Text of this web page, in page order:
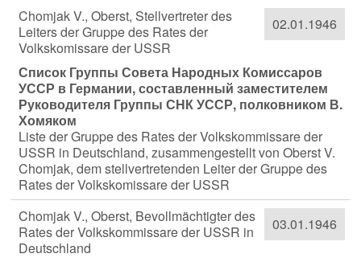
02.01.1946
Chomjak V., Oberst, Stellvertreter des
Leiters der Gruppe des Rates der
Volkskomissare der USSR
Список Группы Совета Народных Комиссаров
УССР в Германии, составленный заместителем
Руководителя Группы СНК УССР, полковником В.
Хомяком
Liste der Gruppe des Rates der Volkskommissare der
USSR in Deutschland, zusammengestellt von Oberst V.
Chomjak, dem stellvertretenden Leiter der Gruppe des
Rates der Volkskomissare der USSR
03.01.1946
Chomjak V., Oberst, Bevollmächtigter des
Rates der Volkskommissare der USSR in
Deutschland